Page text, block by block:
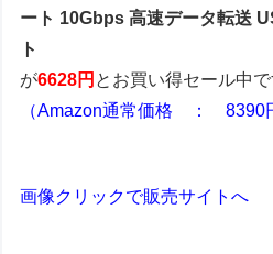
ート 10Gbps 高速データ転送
ト
が6628円 とお買い得セール中で
（Amazon通常価格 ： 8390
画像クリックで販売サイトへ